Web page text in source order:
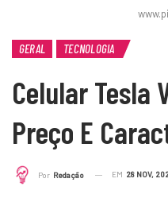
GERAL TECNOLOGIA
Celular Tesla
Preço E
Por Redação EM 28 NOV,